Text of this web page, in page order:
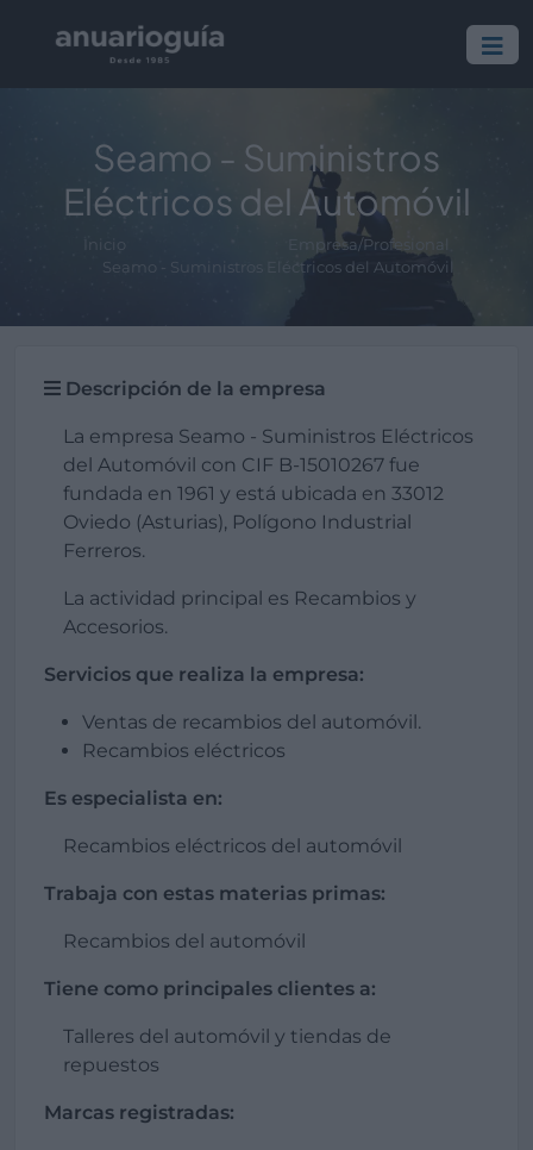
Seamo - Suministros
Eléctricos del Automóvil
Inicio
Empresa/Profesional
Seamo - Suministros Eléctricos del Automóvil
Descripción de la empresa
La empresa Seamo - Suministros Eléctricos
del Automóvil con CIF B-15010267 fue
fundada en 1961 y está ubicada en 33012
Oviedo (Asturias), Polígono Industrial
Ferreros.
La actividad principal es Recambios y
Accesorios.
Servicios que realiza la empresa:
Ventas de recambios del automóvil.
Recambios eléctricos
Es especialista en:
Recambios eléctricos del automóvil
Trabaja con estas materias primas:
Recambios del automóvil
Tiene como principales clientes a:
Talleres del automóvil y tiendas de
repuestos
Marcas registradas: